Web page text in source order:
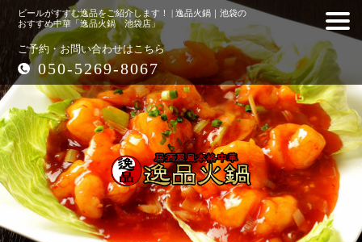
ビールがすすむ逸品をご紹介します！ | 逸品火鍋｜池袋の
おすすめ中華「逸品火鍋 池袋店」
ご予約・お問い合わせはこちら
050-5269-8067